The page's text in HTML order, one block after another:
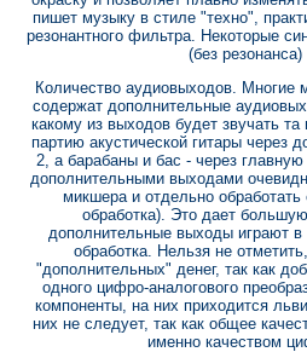
пишет музыку в стиле "техно",
резонантного фильтра. Некоторые
(без
Количество аудиовыходов. Многие
содержат дополнительные
какому из выходов будет звучать
партию акустической гитары через
2, а барабаны и бас - через
дополнительными выходами
микшера и отдельно
обработка). Это дает
дополнительные выходы играют в
обработка. Нельзя не
"дополнительных" денег, так как
одного цифро-аналогового
компоненты, на них приходится
них не следует, так как общее
именно качеством